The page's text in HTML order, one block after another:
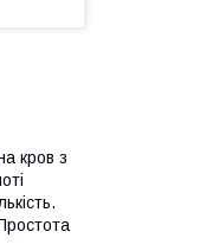
кров з